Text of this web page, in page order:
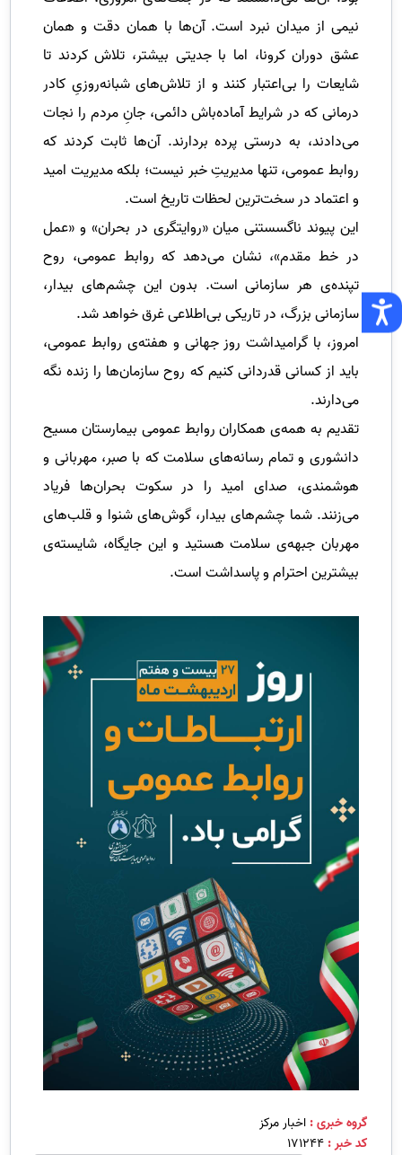
نیمی از میدان نبرد است. آن‌ها با همان دقت و همان
عشق دوران کرونا، اما با جدیتی بیشتر، تلاش کردند تا
شایعات را بی‌اعتبار کنند و از تلاش‌های شبانه‌روزیِ کادر
درمانی که در شرایط آماده‌باش دائمی، جانِ مردم را نجات
می‌دادند، به درستی پرده بردارند. آن‌ها ثابت کردند که
روابط عمومی، تنها مدیریتِ خبر نیست؛ بلکه مدیریت امید
و اعتماد در سخت‌ترین لحظات تاریخ است.
این پیوند ناگسستنی میان «روایتگری در بحران» و «عمل
در خط مقدم»، نشان می‌دهد که روابط عمومی، روح
تپنده‌ی هر سازمانی است. بدون این چشم‌های بیدار،
سازمانی بزرگ، در تاریکی بی‌اطلاعی غرق خواهد شد.
امروز، با گرامیداشت روز جهانی و هفته‌ی روابط عمومی،
باید از کسانی قدردانی کنیم که روح سازمان‌ها را زنده نگه
می‌دارند.
تقدیم به همه‌ی همکاران روابط عمومی بیمارستان مسیح
دانشوری و تمام رسانه‌های سلامت که با صبر، مهربانی و
هوشمندی، صدای امید را در سکوت بحران‌ها فریاد
می‌زنند. شما چشم‌های بیدار، گوش‌های شنوا و قلب‌های
مهربان جبهه‌ی سلامت هستید و این جایگاه، شایسته‌ی
بیشترین احترام و پاسداشت است.
گروه خبری :اخبار مرکز
کد خبر :171244